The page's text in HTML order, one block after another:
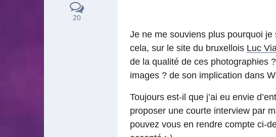
20
Je ne me souviens plus pourquoi
cela, sur le site du bruxellois Luc
de la qualité de ces photographies
images ? de son implication dans
Toujours est-il que j’ai eu envie
proposer une courte interview par
pouvez vous en rendre compte ci-